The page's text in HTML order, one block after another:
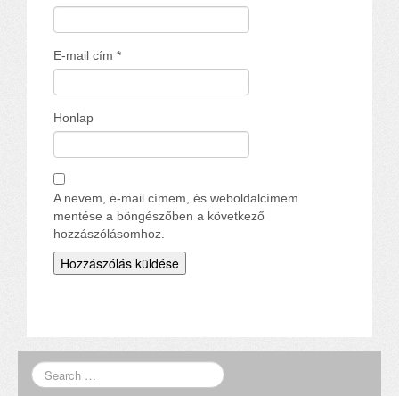
E-mail cím *
Honlap
A nevem, e-mail címem, és weboldalcímem
mentése a böngészőben a következő
hozzászólásomhoz.